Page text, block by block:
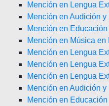
Mención en Lengua
Mención en Audición
Mención en
Mención en Música en
Mención en Lengua
Mención en Lengua
Mención en Lengua
Mención en Audición
Mención en